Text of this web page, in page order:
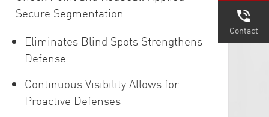
Secure Segmentation
Eliminates Blind Spots Strengthens
Defense
Continuous Visibility Allows for
Proactive Defenses
Contact